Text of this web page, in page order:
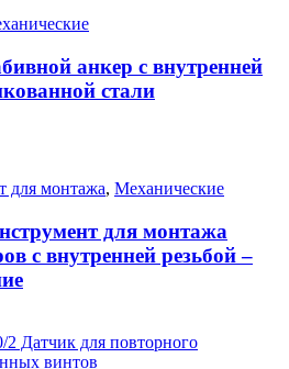
анкер с внутренней
стали
для монтажа, Механические
для монтажа
с внутренней резьбой –